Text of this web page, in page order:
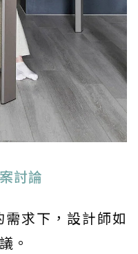
討論
求下，設計師如
。